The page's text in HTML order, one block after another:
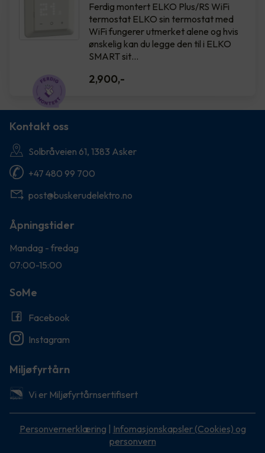
Ferdig montert ELKO Plus/RS WiFi
termostat ELKO sin termostat med
WiFi fungerer utmerket alene og hvis
ønskelig kan du legge den til i ELKO
SMART sit…
2,900,-
Kontakt oss
Solbråveien 61, 1383 Asker
+47 480 99 700
post@buskerudelektro.no
Åpningstider
Mandag - fredag
07:00-15:00
SoMe
Facebook
Instagram
Miljøfyrtårn
Vi er Miljøfyrtårnsertifisert
Personvernerklæring
Infomasjonskapsler (Cookies) og
personvern